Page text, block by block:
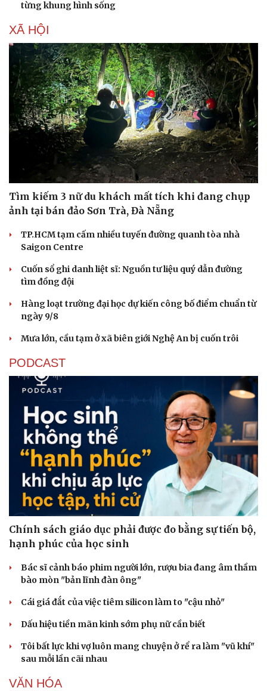
Phòng mạch online
Ăn sạch sống khỏe
từng khung hình sống
XÃ HỘI
Tìm kiếm 3 nữ du khách mất tích khi đang chụp
ảnh tại bán đảo Sơn Trà, Đà Nẵng
TP.HCM tạm cấm nhiều tuyến đường quanh tòa nhà
Saigon Centre
Cuốn sổ ghi danh liệt sĩ: Nguồn tư liệu quý dẫn đường
tìm đồng đội
Hàng loạt trường đại học dự kiến công bố điểm chuẩn từ
ngày 9/8
Mưa lớn, cầu tạm ở xã biên giới Nghệ An bị cuốn trôi
PODCAST
Chính sách giáo dục phải được đo bằng sự tiến bộ,
hạnh phúc của học sinh
Bác sĩ cảnh báo phim người lớn, rượu bia đang âm thầm
bào mòn "bản lĩnh đàn ông"
Cái giá đắt của việc tiêm silicon làm to "cậu nhỏ"
Dấu hiệu tiền mãn kinh sớm phụ nữ cần biết
Tôi bất lực khi vợ luôn mang chuyện ở rể ra làm "vũ khí"
sau mỗi lần cãi nhau
VĂN HÓA